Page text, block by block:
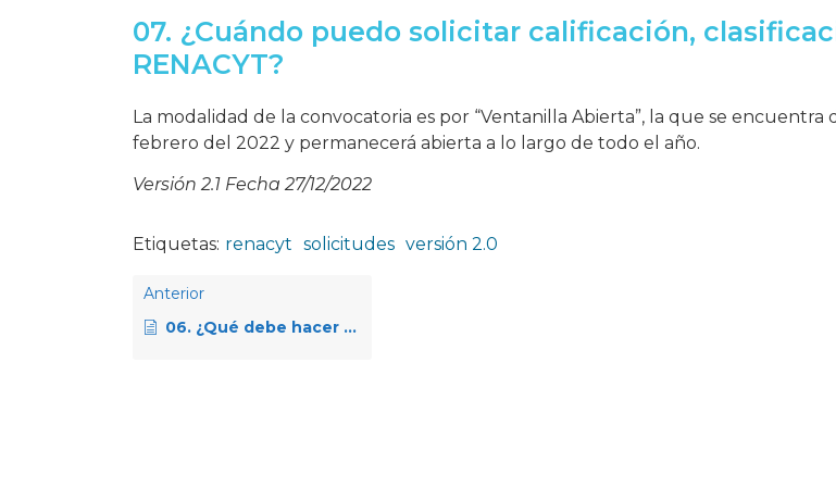
07. ¿Cuándo puedo solicitar calificación,
RENACYT?
La modalidad de la convocatoria es por “Ventanilla Abierta”, la que se encuentra
febrero del 2022 y permanecerá abierta a lo largo de todo el año.
Versión 2.1 Fecha 27/12/2022
Etiquetas: renacyt solicitudes versión 2.0
Anterior
06. ¿Qué debe hacer en caso presente inconvenientes en la Plataforma CTI Vitae?